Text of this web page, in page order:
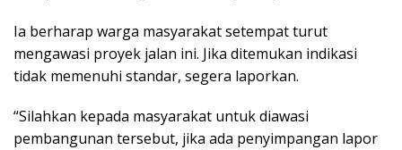
Ia berharap warga masyarakat setempat turut
mengawasi proyek jalan ini. Jika ditemukan indikasi
tidak memenuhi standar, segera laporkan.
“Silahkan kepada masyarakat untuk diawasi
pembangunan tersebut, jika ada penyimpangan lapor